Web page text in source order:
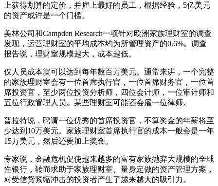
上获得划算的定价，并雇上最好的员工，根据经验，5亿美元
的资产或许是一个门槛。
美林公司和Campden Research一项针对欧洲家族理财室的调查
发现，运营理财室的平均成本约为所管理资产的0.6%。调查
报告说，理财室规模越大，成本越低。
仅人员成本就可以达到每年数百万美元。通常来讲，一个完整
的家族理财室会有一位首席执行官，一位首席财务官，一位首
席投资官，至少两位投资分析师，四位会计师，一位审计师和
五位行政管理人员。某些理财室可能还会雇一位律师。
普拉特说，聘请一位优秀的首席投资官，不算奖金的年薪将至
少达到10万美元。家族理财室首席执行官的成本一般会是一年
15万美元，然后还要加上奖金。
专家说，金融危机促使越来越多的富有家族抛弃大规模的全球
性银行，转而求助于家族理财室。量身定做的资产管理方案，
对受信贷紧缩冲击的投资者产生了越来越大的吸引力。